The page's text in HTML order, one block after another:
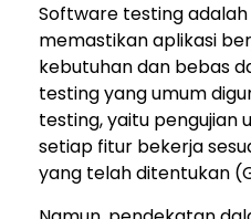
Software testing
memastikan aplikasi
kebutuhan dan bebas
testing yang umum
testing, yaitu pengujian
setiap fitur bekerja
yang telah ditentukan